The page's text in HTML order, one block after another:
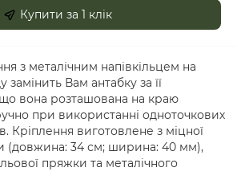
Купити за 1 клiк
з металічним напівкільцем на
Вам антабку за її
вона розташована на краю
при використанні одноточкових
Кріплення виготовлене з міцної
(довжина: 34 см; ширина: 40 мм),
пряжки та металічного